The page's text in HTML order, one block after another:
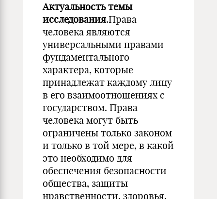
Актуальность темы
исследования.Права
человека являются
универсальными правами
фундаментального
характера, которые
принадлежат каждому лицу
в его взаимоотношениях с
государством. Права
человека могут быть
ограничены только законом
и только в той мере, в какой
это необходимо для
обеспечения безопасности
общества, защиты
нравственности, здоровья,